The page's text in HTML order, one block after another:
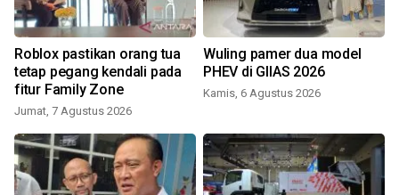
Roblox pastikan orang tua
tetap pegang kendali pada
fitur Family Zone
Jumat, 7 Agustus 2026
Wuling pamer dua model
PHEV di GIIAS 2026
Kamis, 6 Agustus 2026